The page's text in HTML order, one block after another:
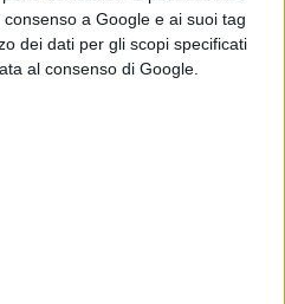
a Google e ai suoi tag
dei dati per gli scopi specificati
al consenso di Google.